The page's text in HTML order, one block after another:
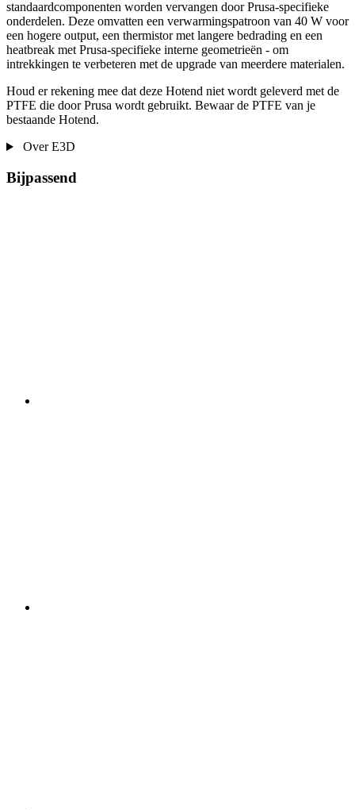
standaardcomponenten worden vervangen door Prusa-specifieke
onderdelen. Deze omvatten een verwarmingspatroon van 40 W voor
een hogere output, een thermistor met langere bedrading en een
heatbreak met Prusa-specifieke interne geometrieën - om
intrekkingen te verbeteren met de upgrade van meerdere materialen.
Houd er rekening mee dat deze Hotend niet wordt geleverd met de
PTFE die door Prusa wordt gebruikt. Bewaar de PTFE van je
bestaande Hotend.
Over E3D
Bijpassend